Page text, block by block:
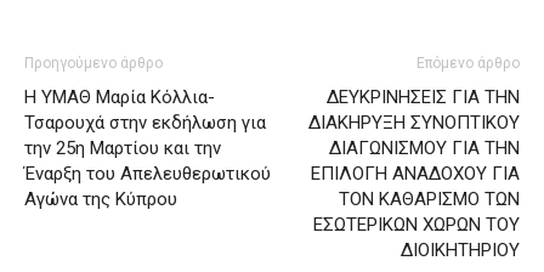
Προηγούμενο άρθρο
Η ΥΜΑΘ Μαρία Κόλλια-
Τσαρουχά στην εκδήλωση για
την 25η Μαρτίου και την
Έναρξη του Απελευθερωτικού
Αγώνα της Κύπρου
Επόμενο άρθρο
ΔΕΥΚΡΙΝΗΣΕΙΣ ΓΙΑ ΤΗΝ
ΔΙΑΚΗΡΥΞΗ ΣΥΝΟΠΤΙΚΟΥ
ΔΙΑΓΩΝΙΣΜΟΥ ΓΙΑ ΤΗΝ
ΕΠΙΛΟΓΗ ΑΝΑΔΟΧΟΥ ΓΙΑ
ΤΟΝ ΚΑΘΑΡΙΣΜΟ ΤΩΝ
ΕΣΩΤΕΡΙΚΩΝ ΧΩΡΩΝ ΤΟΥ
ΔΙΟΙΚΗΤΗΡΙΟΥ